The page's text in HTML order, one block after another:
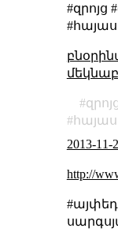
#զրոյց
2013-11-
http://
#այփեդ